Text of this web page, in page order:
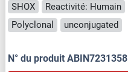
SHOX Reactivité: Humain
Polyclonal
unconjugated
N° du produit ABIN7231358